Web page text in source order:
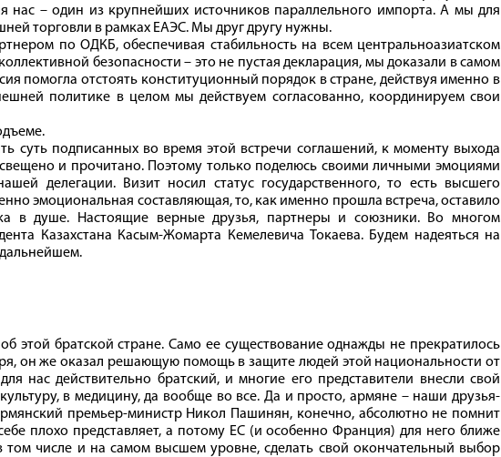
нас – один из крупнейших источников параллельного импорта. А мы для
торговли в рамках ЕАЭС. Мы друг другу нужны.
по ОДКБ, обеспечивая стабильность на всем центральноазиатском
безопасности – это не пустая декларация, мы доказали в самом
помогла отстоять конституционный порядок в стране, действуя именно в
политике в целом мы действуем согласованно, координируем свои
суть подписанных во время этой встречи соглашений, к моменту выхода
и прочитано. Поэтому только поделюсь своими личными эмоциями
делегации. Визит носил статус государственного, то есть высшего
эмоциональная составляющая, то, как именно прошла встреча, оставило
в душе. Настоящие верные друзья, партнеры и союзники. Во многом
Казахстана Касым-Жомарта Кемелевича Токаева. Будем надеяться на
этой братской стране. Само ее существование однажды не прекратилось
он же оказал решающую помощь в защите людей этой национальности от
нас действительно братский, и многие его представители внесли свой
в медицину, да вообще во все. Да и просто, армяне – наши друзья-
премьер-министр Никол Пашинян, конечно, абсолютно не помнит
плохо представляет, а потому ЕС (и особенно Франция) для него ближе
том числе и на самом высшем уровне, сделать свой окончательный выбор